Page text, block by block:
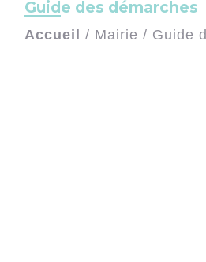
Guide des démarches
Accueil / Mairie / Guide